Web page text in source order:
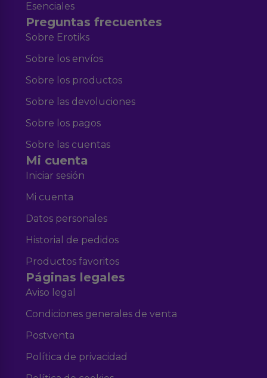
Esenciales
Preguntas frecuentes
Sobre Erotiks
Sobre los envíos
Sobre los productos
Sobre las devoluciones
Sobre los pagos
Sobre las cuentas
Mi cuenta
Iniciar sesión
Mi cuenta
Datos personales
Historial de pedidos
Productos favoritos
Páginas legales
Aviso legal
Condiciones generales de venta
Postventa
Política de privacidad